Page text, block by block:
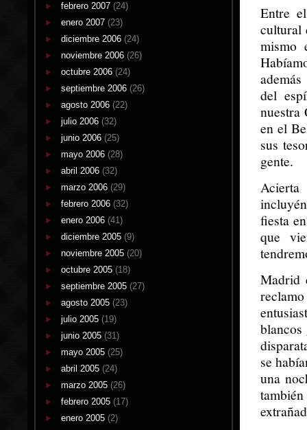
febrero 2007 (24)
enero 2007 (23)
diciembre 2006 (24)
noviembre 2006 (26)
octubre 2006 (24)
septiembre 2006 (26)
agosto 2006 (22)
julio 2006 (32)
junio 2006 (25)
mayo 2006 (28)
abril 2006 (32)
marzo 2006 (29)
febrero 2006 (32)
enero 2006 (41)
diciembre 2005 (9)
noviembre 2005 (20)
octubre 2005 (18)
septiembre 2005 (27)
agosto 2005 (23)
julio 2005 (19)
junio 2005 (31)
mayo 2005 (25)
abril 2005 (24)
marzo 2005 (26)
febrero 2005 (17)
enero 2005 (2)
Entre
cultural
mismo
del
nuestra
en el
sus
gente.
fiesta
que
Madrid
blancos
se
una